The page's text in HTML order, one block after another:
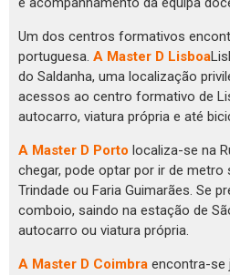
Um dos centros formativos
portuguesa. A Master D Lisboa
do Saldanha, uma localização
acessos ao centro formativo de
autocarro, viatura própria e até
A Master D Porto localiza-se na
chegar, pode optar por ir de metro
Trindade ou Faria Guimarães. Se
comboio, saindo na estação de
autocarro ou viatura própria.
A Master D Coimbra encontra-se